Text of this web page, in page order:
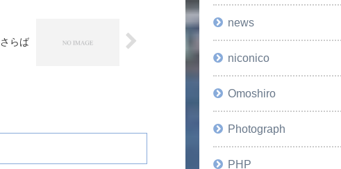
さらば
news
niconico
Omoshiro
Photograph
PHP